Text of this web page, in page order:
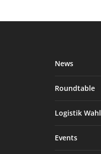
News
Roundtable
Logistik Wahl
Events